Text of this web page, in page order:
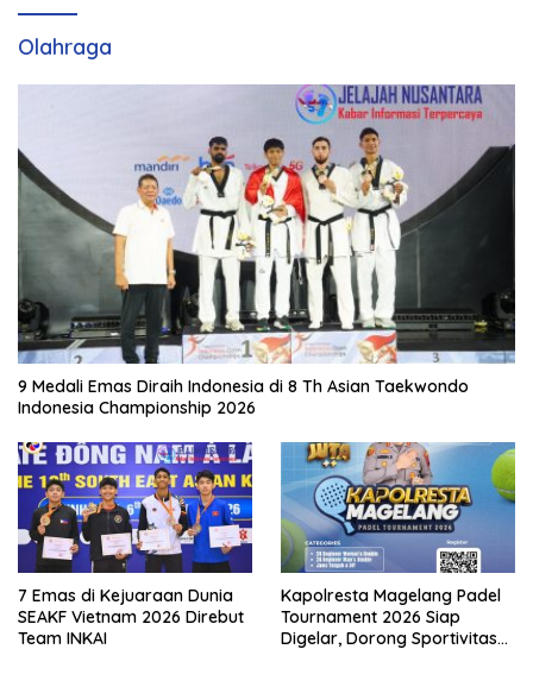
Olahraga
9 Medali Emas Diraih Indonesia di 8 Th Asian Taekwondo
Indonesia Championship 2026
7 Emas di Kejuaraan Dunia
SEAKF Vietnam 2026 Direbut
Team INKAI
Kapolresta Magelang Padel
Tournament 2026 Siap
Digelar, Dorong Sportivitas